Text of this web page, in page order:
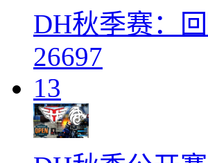
DH秋季赛：
26697
13